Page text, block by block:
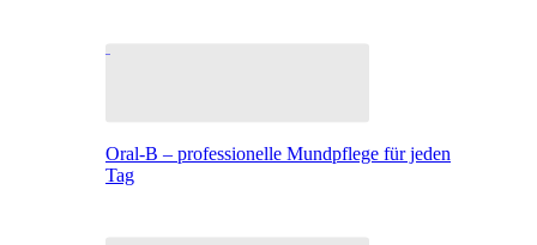
Oral-B – professionelle Mundpflege für jeden
Tag